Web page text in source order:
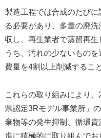
製造工程では合成のたび
る必要があり、多量の廃
収し、再生業者で蒸留再
うち、汚れの少ないもの
費量を4割以上削減するこ
これらの取り組みにより
県認定3Rモデル事業所」
棄物等の発生抑制、循環
進に積極的に取り組んで